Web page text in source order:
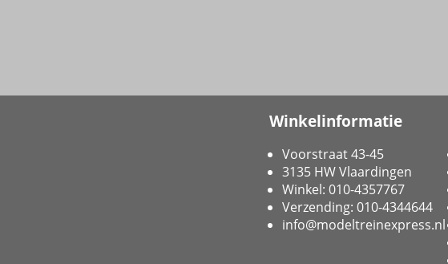
Winkelinformatie
Voorstraat 43-45
3135 HW Vlaardingen
Winkel: 010-4357767
Verzending: 010-4344644
info@modeltreinexpress.nl